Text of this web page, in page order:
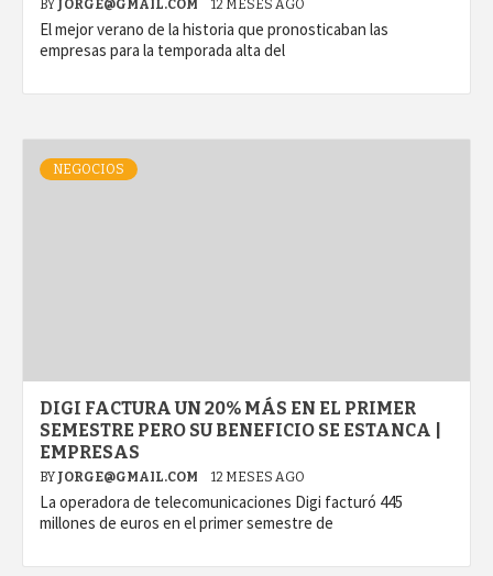
BY JORGE@GMAIL.COM 12 MESES AGO
El mejor verano de la historia que pronosticaban las
empresas para la temporada alta del
NEGOCIOS
DIGI FACTURA UN 20% MÁS EN EL PRIMER
SEMESTRE PERO SU BENEFICIO SE ESTANCA |
EMPRESAS
BY JORGE@GMAIL.COM 12 MESES AGO
La operadora de telecomunicaciones Digi facturó 445
millones de euros en el primer semestre de